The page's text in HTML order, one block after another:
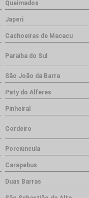
Queimados
Japeri
Cachoeiras de Macacu
Paraíba do Sul
São João da Barra
Paty do Alferes
Pinheiral
Cordeiro
Porciúncula
Carapebus
Duas Barras